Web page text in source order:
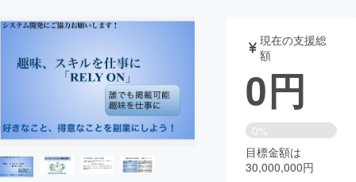
音楽
テクノロジー・ガジェット ゲーム・サ
映像・映画 書籍・雑誌
ビジネス・起業 チャレンジ
現在の支援総
額
0円
0%
目標金額は
30,000,000円